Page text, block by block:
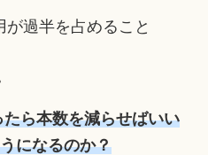
過半を占めること
ら本数を減らせばいい
になるのか？